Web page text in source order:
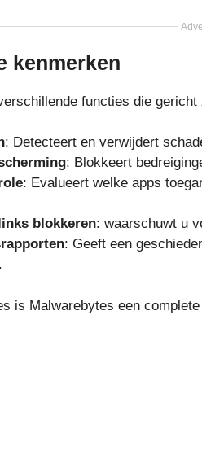
kenmerken
functies die
: Detecteert en verwijdert
: Blokkeert
: Evalueert welke apps
blokkeren: waarschuwt u
: Geeft een
is Malwarebytes een